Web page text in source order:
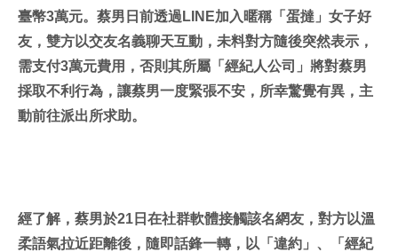
臺幣3萬元。蔡男日前透過LINE加入暱稱「蛋撻」女子好
友，雙方以交友名義聊天互動，未料對方隨後突然表示，
需支付3萬元費用，否則其所屬「經紀人公司」將對蔡男
採取不利行為，讓蔡男一度緊張不安，所幸驚覺有異，主
動前往派出所求助。
經了解，蔡男於21日在社群軟體接觸該名網友，對方以溫
柔語氣拉近距離後，隨即話鋒一轉，以「違約」、「經紀